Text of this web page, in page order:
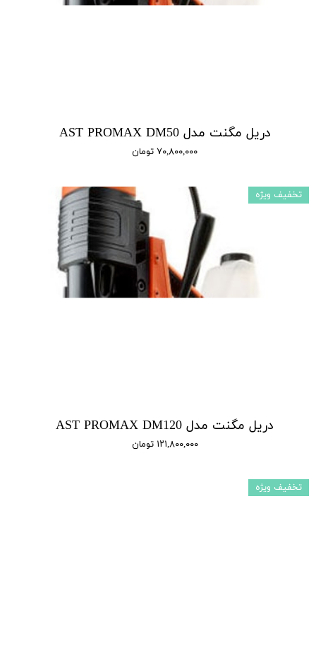
دریل مگنت مدل AST PROMAX DM50
۷۰,۸۰۰,۰۰۰ تومان
دریل مگنت مدل AST PROMAX DM120
۱۲۱,۸۰۰,۰۰۰ تومان
تخفیف ویژه
تخفیف ویژه